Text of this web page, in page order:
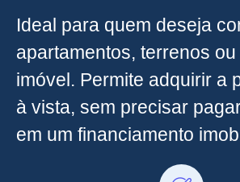
Ideal para quem deseja
apartamentos, terrenos
imóvel. Permite adquirir a
à vista, sem precisar
em um financiamento